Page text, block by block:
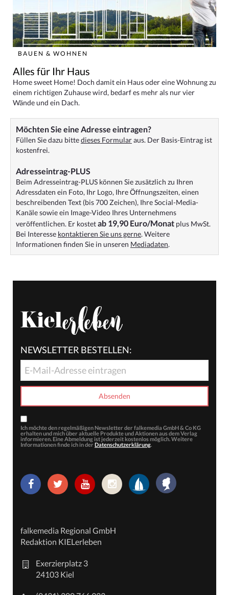
BAUEN & WOHNEN
Alles für Ihr Haus
Home sweet Home! Doch damit ein Haus oder eine Wohnung zu
einem richtigen Zuhause wird, bedarf es mehr als nur vier
Wände und ein Dach.
Möchten Sie eine Adresse eintragen?
Füllen Sie dazu bittedieses Formularaus. Der Basis-Eintrag ist
kostenfrei.
Adresseintrag-PLUS
Beim Adresseintrag-PLUS können Sie zusätzlich zu Ihren
Adressdaten ein Foto, Ihr Logo, Ihre Öffnungszeiten, einen
beschreibenden Text (bis 700 Zeichen), Ihre Social-Media-
Kanäle sowie ein Image-Video Ihres Unternehmens
veröffentlichen. Er kostetab 19,90 Euro/Monat plus MwSt.
Bei Interesse kontaktieren Sie uns gerne. Weitere
Informationen finden Sie in unseren Mediadaten.
NEWSLETTER BESTELLEN:
Ich möchte den regelmäßigen Newsletter der falkemedia GmbH & Co KG
erhalten und mich über aktuelle Produkte und Aktionen aus dem Verlag
informieren. Eine Abmeldung ist jederzeit kostenlos möglich. Weitere
Informationen finde ich in der Datenschutzerklärung.
falkemedia Regional GmbH
Redaktion KIELerleben
Exerzierplatz 3
24103 Kiel